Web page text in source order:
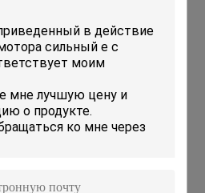
безщеточный, двойной мотор
стронгсиклеанд,
17.6ах опционная.